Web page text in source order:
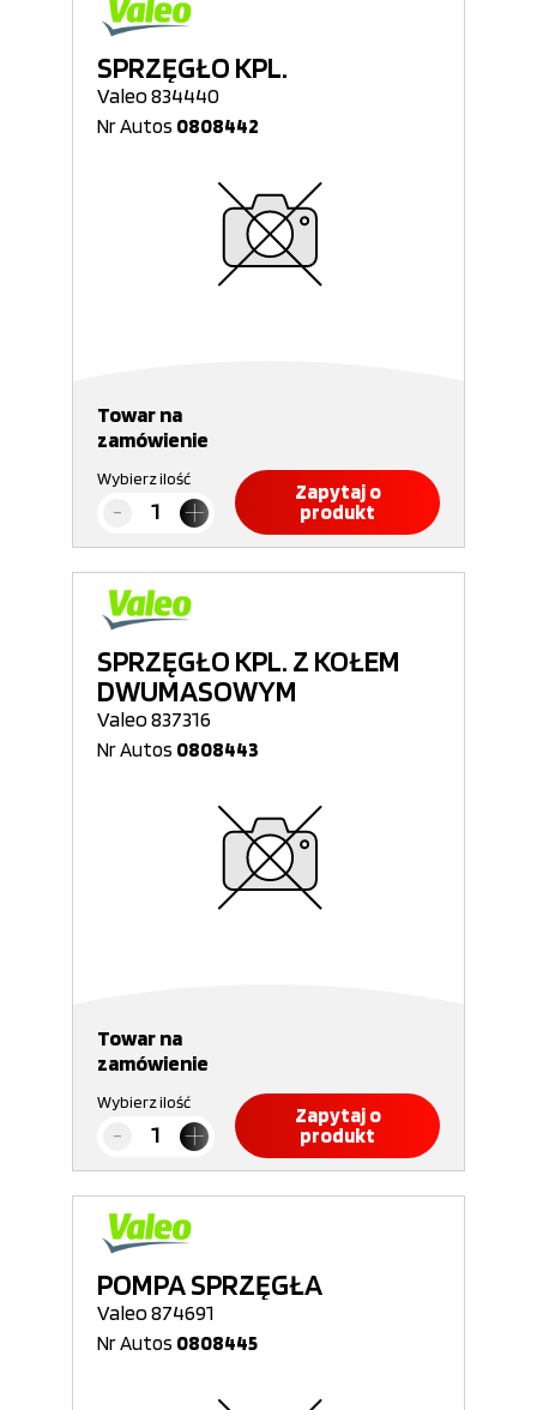
SPRZĘGŁO KPL.
Valeo 834440
Nr Autos 0808442
Towar na
zamówienie
Wybierz ilość
Zapytaj o
produkt
SPRZĘGŁO KPL. Z KOŁEM
DWUMASOWYM
Valeo 837316
Nr Autos 0808443
Towar na
zamówienie
Wybierz ilość
Zapytaj o
produkt
POMPA SPRZĘGŁA
Valeo 874691
Nr Autos 0808445